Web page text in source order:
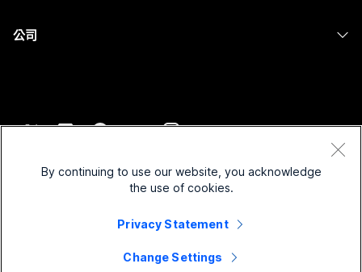
安全性
啟動
混合式工作
包容性
公司
聯絡銷售人員
Webex 思想領導力
Webex Merch Store
職業
隱私權聲明
By continuing to use our website, you acknowledge
the use of cookies.
Privacy Statement
Change Settings